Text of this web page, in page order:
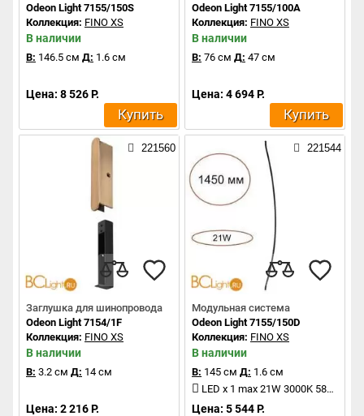
Odeon Light 7155/150S
Коллекция: FINO XS
В наличии
В: 146.5 см Д: 1.6 см
Цена: 8 526 Р.
Купить
Odeon Light 7155/100A
Коллекция: FINO XS
В наличии
В: 76 см Д: 47 см
Цена: 4 694 Р.
Купить
221560
Заглушка для шинопровода
Odeon Light 7154/1F
Коллекция: FINO XS
В наличии
В: 3.2 см Д: 14 см
Цена: 2 216 Р.
221544
Модульная система
Odeon Light 7155/150D
Коллекция: FINO XS
В наличии
В: 145 см Д: 1.6 см
LED x 1 max 21W 3000K 583Lm
Цена: 5 544 Р.